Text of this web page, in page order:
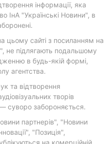
інформації, яка
ІнА "Українські Новини", в
цьому сайті з посиланням на
не підлягають подальшому
в будь-якій формі,
агентства.
та відтворення
творів
суворо забороняється.
партнерів", "Новини
"Позиція",
на комерційній